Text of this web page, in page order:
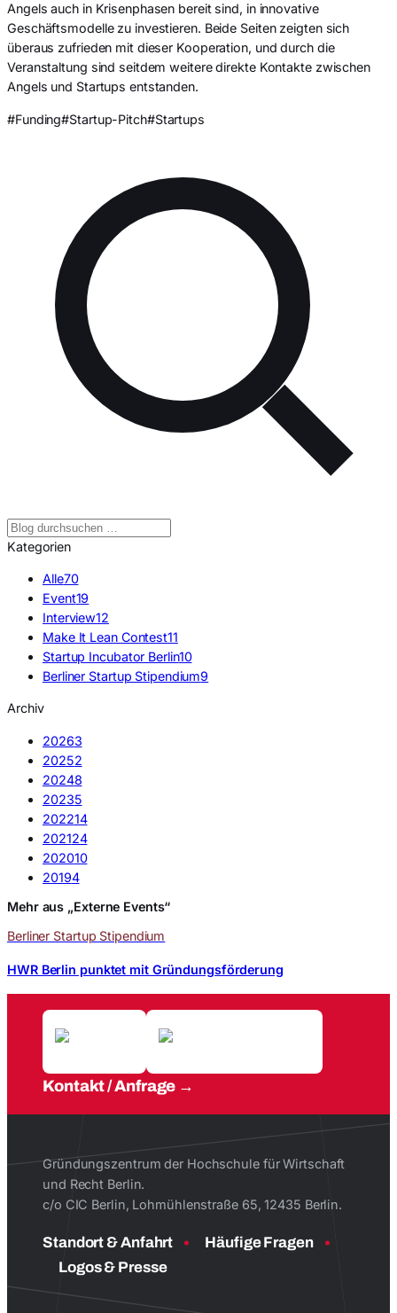
Angels auch in Krisenphasen bereit sind, in innovative
Geschäftsmodelle zu investieren. Beide Seiten zeigten sich
überaus zufrieden mit dieser Kooperation, und durch die
Veranstaltung sind seitdem weitere direkte Kontakte zwischen
Angels und Startups entstanden.
#Funding#Startup-Pitch#Startups
Kategorien
Alle70
Event19
Interview12
Make It Lean Contest11
Startup Incubator Berlin10
Berliner Startup Stipendium9
Archiv
20263
20252
20248
20235
202214
202124
202010
20194
Mehr aus „Externe Events“
Berliner Startup Stipendium
HWR Berlin punktet mit Gründungsförderung
Kontakt / Anfrage
Gründungszentrum der Hochschule für Wirtschaft
und Recht Berlin.
c/o CIC Berlin, Lohmühlenstraße 65, 12435 Berlin.
Standort & Anfahrt
Häufige Fragen
Logos & Presse